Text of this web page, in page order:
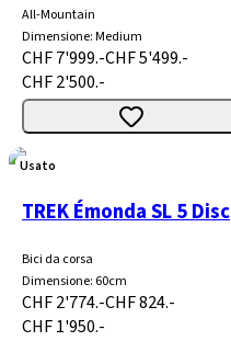
All-Mountain
Dimensione:Medium
CHF 7'999.-CHF 5'499.-
CHF 2'500.-
Usato
TREK Émonda SL 5 Disc
Bici da corsa
Dimensione: 60cm
CHF 2'774.-CHF 824.-
CHF 1'950.-